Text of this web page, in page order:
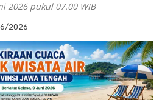
2026 pukul 07.00 WIB
2026